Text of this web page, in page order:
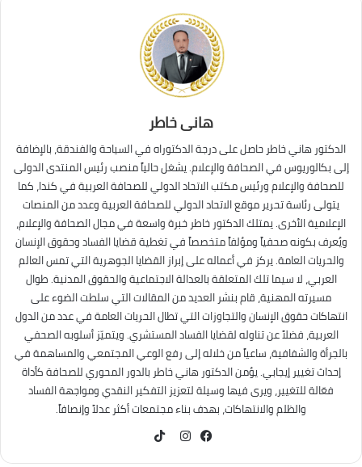
هانى خاطر
الدكتور هاني خاطر حاصل على درجة الدكتوراه في السياحة والفندقة، بالإضافة
إلى بكالوريوس في الصحافة والإعلام. يشغل حالياً منصب رئيس المنتدى الدولى
للصحافة والإعلام ورئيس مكتب الاتحاد الدولي للصحافة العربية في كندا، كما
يتولى رئاسة تحرير موقع الاتحاد الدولي للصحافة العربية وعدد من المنصات
الإعلامية الأخرى. يمتلك الدكتور خاطر خبرة واسعة في مجال الصحافة والإعلام،
ويُعرف بكونه صحفياً ومؤلفاً متخصصاً في تغطية قضايا الفساد وحقوق الإنسان
والحريات العامة. يركز في أعماله على إبراز القضايا الجوهرية التي تمس العالم
العربي، لا سيما تلك المتعلقة بالعدالة الاجتماعية والحقوق المدنية. طوال
مسيرته المهنية، قام بنشر العديد من المقالات التي سلطت الضوء على
انتهاكات حقوق الإنسان والتجاوزات التي تطال الحريات العامة في عدد من الدول
العربية، فضلاً عن تناوله لقضايا الفساد المستشري. ويتميّز أسلوبه الصحفي
بالجرأة والشفافية، ساعياً من خلاله إلى رفع الوعي المجتمعي والمساهمة في
إحداث تغيير إيجابي. يؤمن الدكتور هاني خاطر بالدور المحوري للصحافة كأداة
فعّالة للتغيير، ويرى فيها وسيلة لتعزيز التفكير النقدي ومواجهة الفساد
والظلم والانتهاكات، بهدف بناء مجتمعات أكثر عدلاً وإنصافاً.